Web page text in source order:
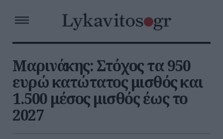
Μαρινάκης: Στόχος τα 950
ευρώ κατώτατος μισθός και
1.500 μέσος μισθός έως το
2027